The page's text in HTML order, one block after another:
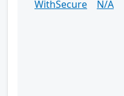
WithSecure
N/A